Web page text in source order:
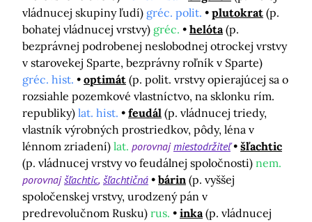
vládnucej skupiny ľudí) gréc. polit. plutokrat (p.
bohatej vládnucej vrstvy) gréc. helóta (p.
bezprávnej podrobenej neslobodnej otrockej vrstvy
v starovekej Sparte, bezprávny roľník v Sparte)
gréc. hist.
optimát (p. polit. vrstvy opierajúcej sa o
rozsiahle pozemkové vlastníctvo, na sklonku rím.
republiky) lat. hist. feudál (p. vládnucej triedy,
vlastník výrobných prostriedkov, pôdy, léna v
lénnom zriadení) lat. porovnajmiestodržiteľ
šľachtic
(p. vládnucej vrstvy vo feudálnej spoločnosti) nem.
porovnajšľachtic šľachtičná bárin (p. vyššej
spoločenskej vrstvy, urodzený pán v
predrevolučnom Rusku) rus. inka (p. vládnucej